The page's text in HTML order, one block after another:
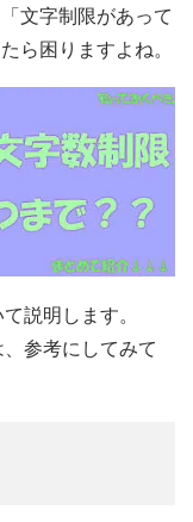
文字制限があって
ら困りますよね。
説明します。
参考にしてみて